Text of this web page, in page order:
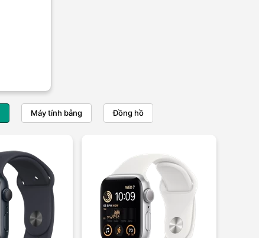
Máy tính bảng Đồng hồ